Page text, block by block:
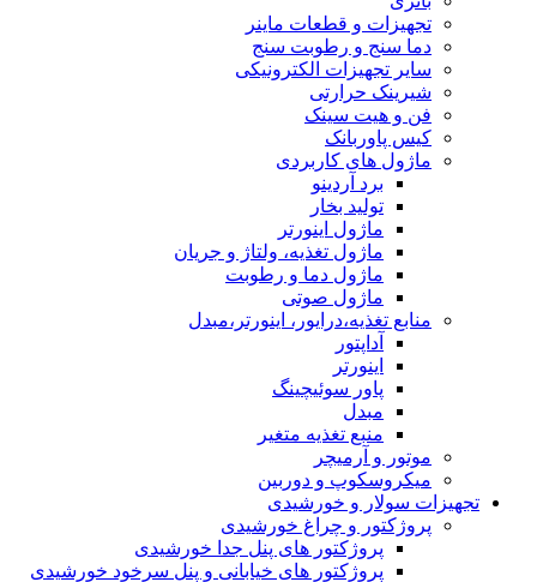
تجهیزات و قطعات ماینر
دما سنج و رطوبت سنج
سایر تجهیزات الکترونیکی
شیرینک حرارتی
فن و هیت سینک
کیس پاوربانک
ماژول های کاربردی
برد آردینو
تولید بخار
ماژول اینورتر
ماژول تغذیه، ولتاژ و جریان
ماژول دما و رطوبت
ماژول صوتی
منابع تغذیه،درایور، اینورتر،مبدل
آداپتور
اینورتر
پاور سوئیچینگ
مبدل
منبع تغذیه متغیر
موتور و آرمیچر
میکروسکوپ و دوربین
تجهیزات سولار و خورشیدی
پروژکتور و چراغ خورشیدی
پروژکتور های پنل جدا خورشیدی
پروژکتور های خیابانی و پنل سرخود خورشیدی